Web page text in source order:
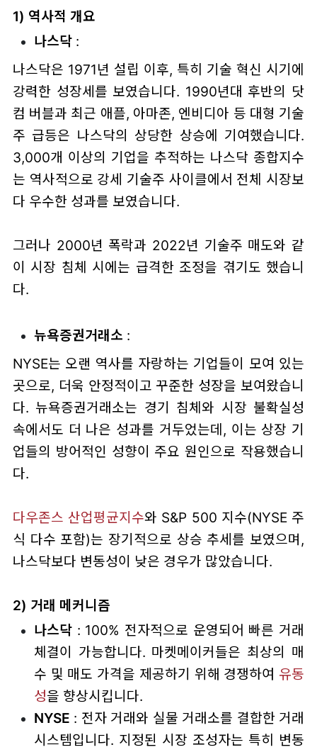
1) 역사적 개요
나스닥:
나스닥은 1971년 설립 이후, 특히 기술 혁신 시기에
강력한 성장세를 보였습니다. 1990년대 후반의 닷
컴 버블과 최근 애플, 아마존, 엔비디아 등 대형 기술
주 급등은 나스닥의 상당한 상승에 기여했습니다.
3,000개 이상의 기업을 추적하는 나스닥 종합지수
는 역사적으로 강세 기술주 사이클에서 전체 시장보
다 우수한 성과를 보였습니다.
그러나 2000년 폭락과 2022년 기술주 매도와 같
이 시장 침체 시에는 급격한 조정을 겪기도 했습니
다.
뉴욕증권거래소 :
NYSE는 오랜 역사를 자랑하는 기업들이 모여 있는
곳으로, 더욱 안정적이고 꾸준한 성장을 보여왔습니
다. 뉴욕증권거래소는 경기 침체와 시장 불확실성
속에서도 더 나은 성과를 거두었는데, 이는 상장 기
업들의 방어적인 성향이 주요 원인으로 작용했습니
다.
다우존스 산업평균지수와 S&P 500 지수(NYSE 주
식 다수 포함)는 장기적으로 상승 추세를 보였으며,
나스닥보다 변동성이 낮은 경우가 많았습니다.
2) 거래 메커니즘
나스닥: 100% 전자적으로 운영되어 빠른 거래
체결이 가능합니다. 마켓메이커들은 최상의 매
수 및 매도 가격을 제공하기 위해 경쟁하여 유동
성을 향상시킵니다.
NYSE : 전자 거래와 실물 거래소를 결합한 거래
시스템입니다. 지정된 시장 조성자는 특히 변동